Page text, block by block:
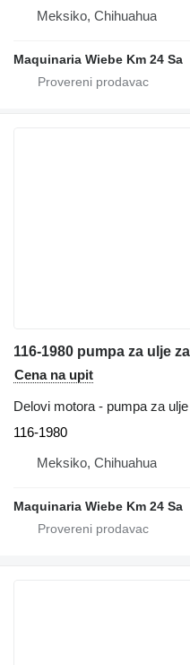
Meksiko, Chihuahua
Maquinaria Wiebe Km 24 Sa
Cena na upit
Delovi motora - pumpa za ulje
116-1980
Meksiko, Chihuahua
Maquinaria Wiebe Km 24 Sa